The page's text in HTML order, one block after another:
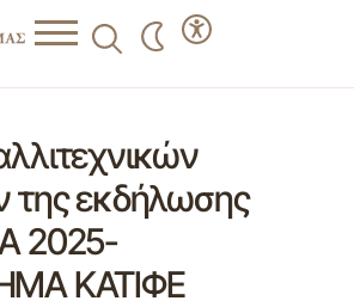
της εκδήλωσης
2025-
ΚΑΤΙΦΕ